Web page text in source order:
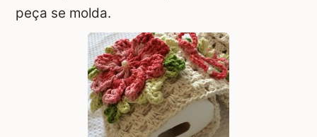
peça se molda.